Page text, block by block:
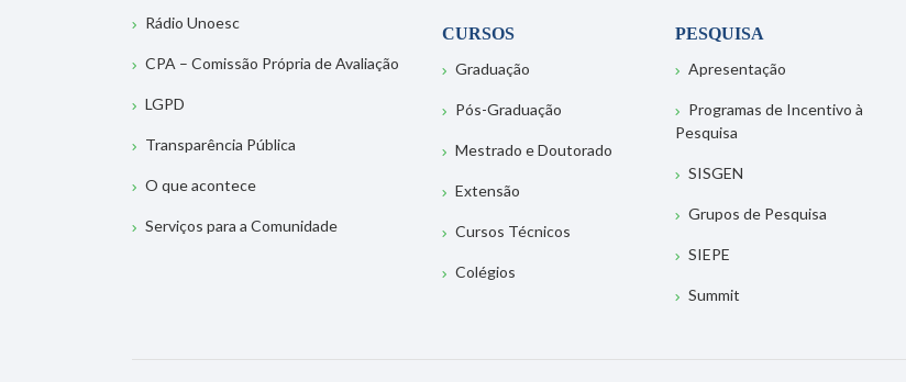
Rádio Unoesc
CPA – Comissão Própria de Avaliação
LGPD
Transparência Pública
O que acontece
Serviços para a Comunidade
CURSOS
Graduação
Pós-Graduação
Mestrado e Doutorado
Extensão
Cursos Técnicos
Colégios
PESQUISA
Apresentação
Programas de Incentivo à
Pesquisa
SISGEN
Grupos de Pesquisa
SIEPE
Summit